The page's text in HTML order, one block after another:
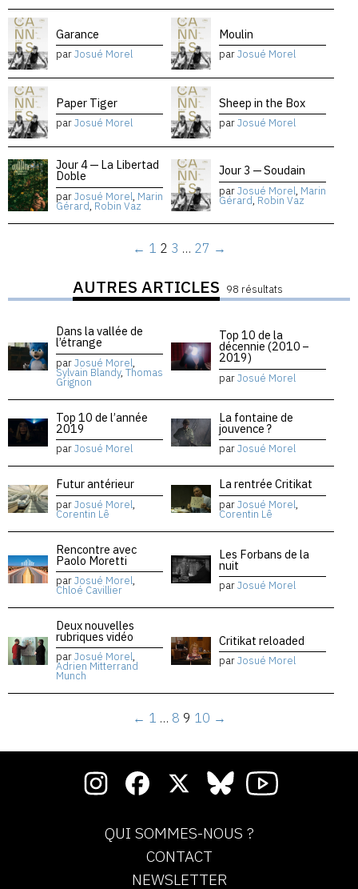
Garance
parJosué Morel
Moulin
parJosué Morel
Paper Tiger
parJosué Morel
Sheep in the Box
parJosué Morel
Jour 4 — La Libertad
Doble
parJosué Morel, Marin
Gérard, Robin Vaz
Jour 3 — Soudain
parJosué Morel, Marin
Gérard, Robin Vaz
← 1 2 3 … 27 →
AUTRES ARTICLES 98 résultats
Dans la vallée de
l’étrange
parJosué Morel,
Sylvain Blandy, Thomas
Grignon
Top 10 de la
décennie (2010 –
2019)
parJosué Morel
Top 10 de l’année
2019
parJosué Morel
La fontaine de
jouvence ?
parJosué Morel
Futur antérieur
parJosué Morel,
Corentin Lê
La rentrée Critikat
parJosué Morel,
Corentin Lê
Rencontre avec
Paolo Moretti
parJosué Morel,
Chloé Cavillier
Les Forbans de la
nuit
parJosué Morel
Deux nouvelles
rubriques vidéo
parJosué Morel,
Adrien Mitterrand
Munch
Critikat reloaded
parJosué Morel
← 1 … 8 9 10 →
QUI SOMMES-NOUS ?
CONTACT
NEWSLETTER